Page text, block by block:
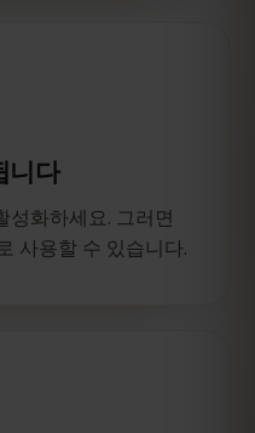
니다
성화하세요. 그러면
사용할 수 있습니다.